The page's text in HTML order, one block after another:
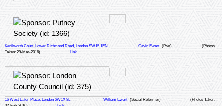
Kenilworth Court, Lower Richmond Road, London SW15 1EN Gavin Ewart (Poet)
(Photos
Taken: 29-Mar-2016)
Link
16 West Eaton Place, London SW1X 8LT William Ewart (Social Reformer)
(Photos Taken: